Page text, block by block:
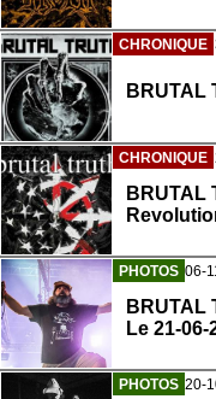
CHRONIQUE
BRUTAL
CHRONIQUE
BRUTAL
PHOTOS 06-
BRUTAL
Le 21-
PHOTOS 20-